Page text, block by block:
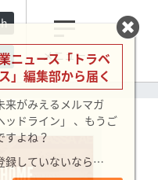
メニュー
ニュース「トラベ
」編集部から届く
来がみえるメルマガ
ッドライン」 、もうご
すよね？
録していないなら…